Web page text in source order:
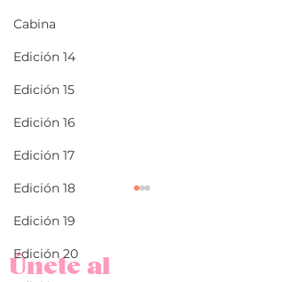
Cabina
Edición 14
Edición 15
Edición 16
Edición 17
Edición 18
Edición 19
Edición 20
Únete al